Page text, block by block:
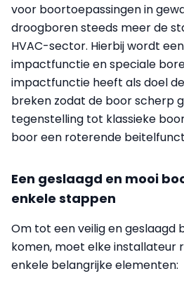
voor boortoepassingen in
droogboren steeds meer de
HVAC-sector. Hierbij wordt
impactfunctie en speciale
impactfunctie heeft als doel
breken zodat de boor scherp
tegenstelling tot klassieke
boor een roterende
Een geslaagd en mooi
enkele stappen
Om tot een veilig en geslaagd
komen, moet elke installateur
enkele belangrijke elementen: